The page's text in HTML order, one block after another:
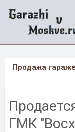
Продажа
ГМК